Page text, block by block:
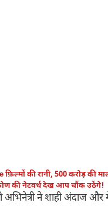
फ़िल्मों की रानी, 500 करोड़ की
की नेटवर्थ देख आप चौंक उठेंगे!
अभिनेत्री ने शाही अंदाज